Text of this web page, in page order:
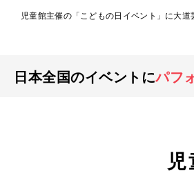
児童館主催の「こどもの日イベント」に大
日本全国のイベントにパフ